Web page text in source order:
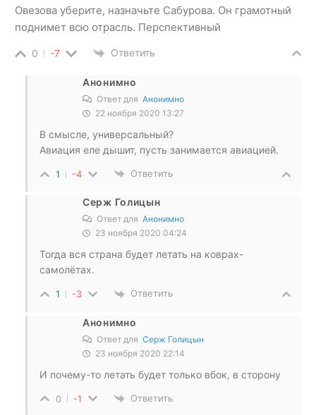
Овезова уберите, назначьте Сабурова. Он грамотный
поднимет всю отрасль. Перспективный
0 -7 Ответить
Анонимно
Ответ для Анонимно
22 ноября 2020 13:27
В смысле, универсальный?
Авиация еле дышит, пусть занимается авиацией.
1 -4 Ответить
Серж Голицын
Ответ для Анонимно
23 ноября 2020 04:24
Тогда вся страна будет летать на коврах-
самолётах.
1 -3 Ответить
Анонимно
Ответ для Серж Голицын
23 ноября 2020 22:14
И почему-то летать будет только вбок, в сторону
0 -1 Ответить